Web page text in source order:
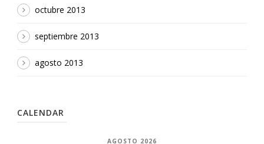
octubre 2013
septiembre 2013
agosto 2013
CALENDAR
AGOSTO 2026